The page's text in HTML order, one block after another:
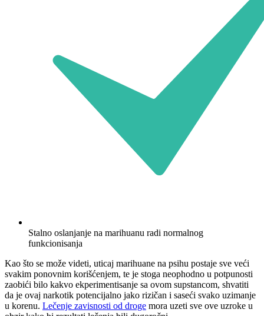
Stalno oslanjanje na marihuanu radi normalnog
funkcionisanja
Kao što se može videti, uticaj marihuane na psihu postaje sve veći
svakim ponovnim korišćenjem, te je stoga neophodno u potpunosti
zaobići bilo kakvo ekperimentisanje sa ovom supstancom, shvatiti
da je ovaj narkotik potencijalno jako rizičan i saseći svako uzimanje
u korenu. Lečenje zavisnosti od droge mora uzeti sve ove uzroke u